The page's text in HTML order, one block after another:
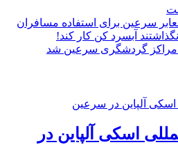
اسکی آلپاین در